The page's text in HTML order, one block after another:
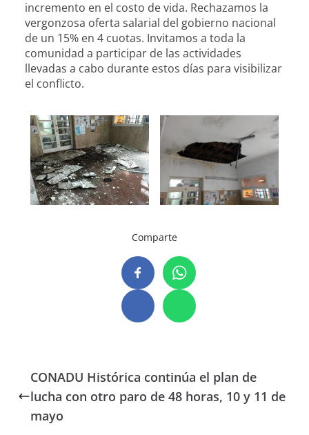
incremento en el costo de vida. Rechazamos la
vergonzosa oferta salarial del gobierno nacional
de un 15% en 4 cuotas. Invitamos a toda la
comunidad a participar de las actividades
llevadas a cabo durante estos días para visibilizar
el conflicto.
Comparte
CONADU Histórica continúa el plan de
lucha con otro paro de 48 horas, 10 y 11 de
mayo